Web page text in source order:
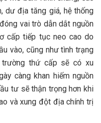
dư địa tăng giá, hệ thống
vai trò dẫn dắt nguồn
cấp tiếp tục neo cao do
vào, cũng như tình trạng
trường thứ cấp sẽ có xu
càng khan hiếm nguồn
tư sẽ thận trọng hơn khi
và xung đột địa chính trị